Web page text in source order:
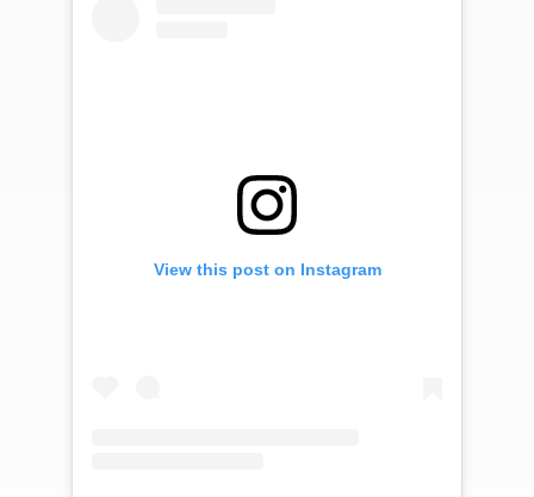
View this post on Instagram